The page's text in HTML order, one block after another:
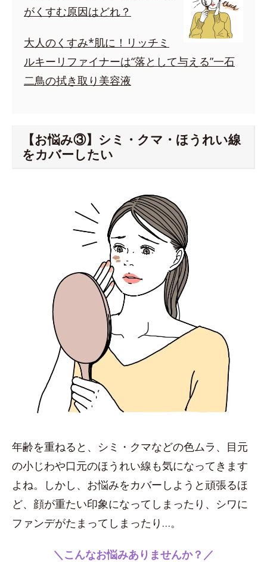
がくすむ原因はどれ？
大人のくすみ*肌に！リッチミ
ルキーリファイナーは“落として与える”一石
二鳥の拭き取り美容液
【お悩み③】シミ・クマ・ほうれい線
をカバーしたい
年齢を重ねると、シミ・クマなどの色ムラ、目元
の小じわや口元のほうれい線も気になってきます
よね。しかし、お悩みをカバーしようと頑張るほ
ど、顔が重たい印象になってしまったり、シワに
ファンデがたまってしまったり…。
＼こんなお悩みありませんか？／